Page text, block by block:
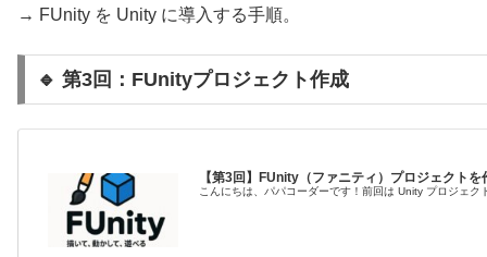
→ FUnity を Unity に導入する手順。
🔹 第3回：FUnityプロジェクト作成
【第3回】FUnity（ファニティ）プロジェクトを
こんにちは、パパコーダーです！前回は Unity プロジェ